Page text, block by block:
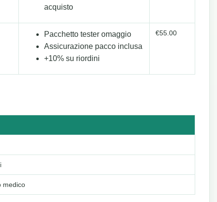
acquisto
Pacchetto tester omaggio
Assicurazione pacco inclusa
+10% su riordini
€55.00
medico